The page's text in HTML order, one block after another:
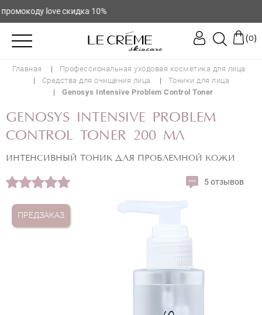
love скидка 10%
(0)
Главная
Профессиональная уходовая косметика для лица
Средства для очищения лица
Тоники для лица
Genosys Intensive Problem Control Toner
GENOSYS INTENSIVE PROBLEM
CONTROL TONER 200 МЛ
ИНТЕНСИВНЫЙ ТОНИК ДЛЯ ПРОБЛЕМНОЙ КОЖИ
5 отзывов
ПРЕДЗАКАЗ